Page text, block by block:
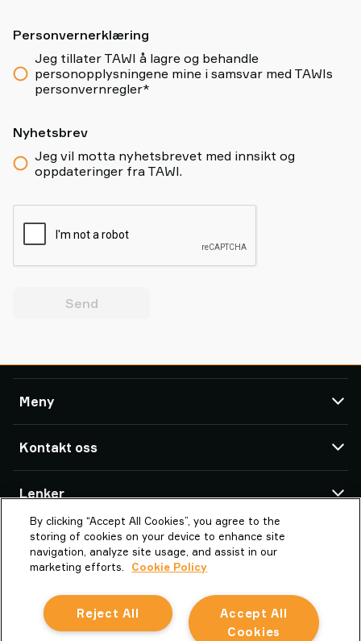
Personvernerklæring
Jeg tillater TAWI å lagre og behandle
personopplysningene mine i samsvar med TAWIs
personvernregler*
Nyhetsbrev
Jeg vil motta nyhetsbrevet med innsikt og
oppdateringer fra TAWI.
Send
Meny
Produkter
Referanser
Om TAWI
Vaculex er TAWI
Bærekraft hos TAWI
Kontakt oss
TAWI Offices & Partners
Piab Lifting Automation Norway AS
Bredmyra 10
1739 Borgenhaugen
info-no@piab.com
+47 921 19 980
Lenker
Om Piab Group
TAWI - en del av Piab Group
Karriere
Vilkår og betingelser
Retningslinjer for informasjonskapsler
Norsk Bokmål
By clicking “Accept All Cookies”, you agree to the
storing of cookies on your device to enhance site
navigation, analyze site usage, and assist in our
marketing efforts.
Cookie Policy
Accept All
Cookies
Reject All